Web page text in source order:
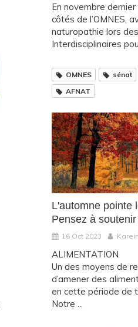
En novembre dernier
côtés de l’OMNES,
naturopathie lors
Interdisciplinaires
OMNES sénat
AFNAT
L'automne pointe
Pensez à
16 Oct 2023
ALIMENTATION
Un des moyens de
d’amener des
en cette période de
Notre ...